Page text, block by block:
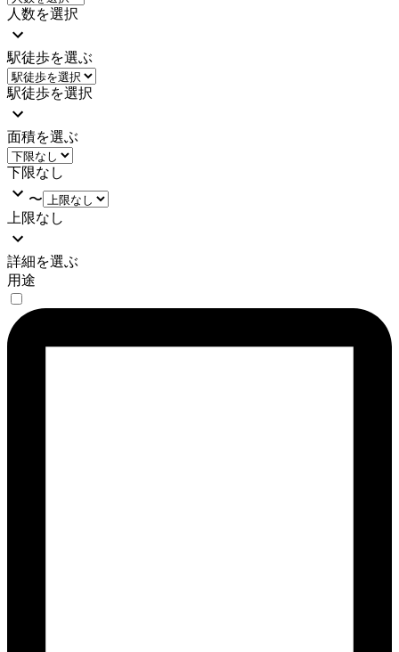
人数を選択
駅徒歩を選ぶ
駅徒歩を選択
面積を選ぶ
下限なし
〜
上限なし
詳細を選ぶ
用途